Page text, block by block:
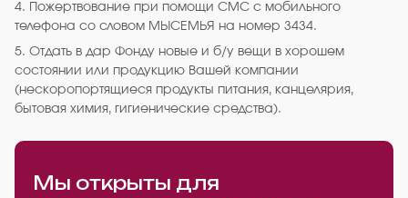
4. Пожертвование при помощи СМС с мобильного
телефона со словом МЫСЕМЬЯ на номер 3434.
5. Отдать в дар Фонду новые и б/у вещи в хорошем
состоянии или продукцию Вашей компании
(нескоропортящиеся продукты питания, канцелярия,
бытовая химия, гигиенические средства).
Мы открыты для